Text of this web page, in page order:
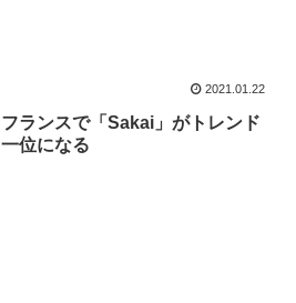
2021.01.22
フランスで「Sakai」がトレンド
一位になる